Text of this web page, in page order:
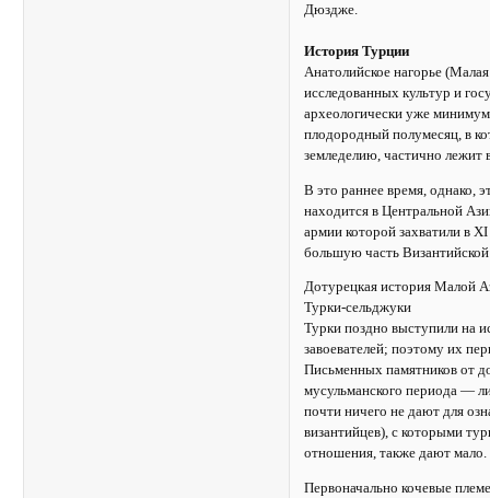
Дюздже.
История Турции
Анатолийское нагорье
исследованных культур и
археологически уже
плодородный полумесяц, в
земледелию, частично лежит
В это раннее время, однако,
находится в Центральной
армии которой захватили в
большую часть
Дотурецкая история Малой
Турки-сельджуки
Турки поздно выступили на
завоевателей; поэтому их
Письменных памятников от
мусульманского периода —
почти ничего не дают для
византийцев), с которыми
отношения, также дают мало.
Первоначально кочевые